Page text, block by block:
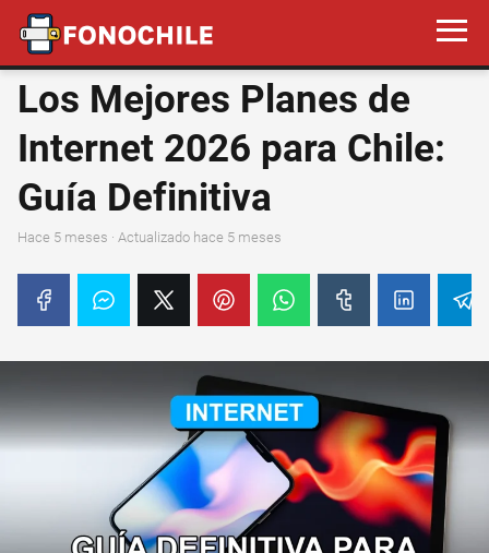
Los Mejores Planes de
Internet 2026 para Chile:
Guía Definitiva
hace 5 meses · Actualizado hace 5 meses